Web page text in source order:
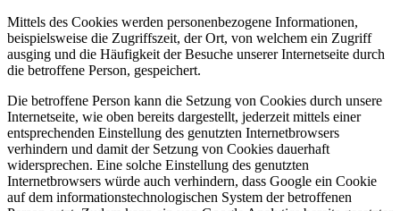
Mittels des Cookies werden personenbezogene Informationen,
beispielsweise die Zugriffszeit, der Ort, von welchem ein Zugriff
ausging und die Häufigkeit der Besuche unserer Internetseite durch
die betroffene Person, gespeichert.
Die betroffene Person kann die Setzung von Cookies durch unsere
Internetseite, wie oben bereits dargestellt, jederzeit mittels einer
entsprechenden Einstellung des genutzten Internetbrowsers
verhindern und damit der Setzung von Cookies dauerhaft
widersprechen. Eine solche Einstellung des genutzten
Internetbrowsers würde auch verhindern, dass Google ein Cookie
auf dem informationstechnologischen System der betroffenen